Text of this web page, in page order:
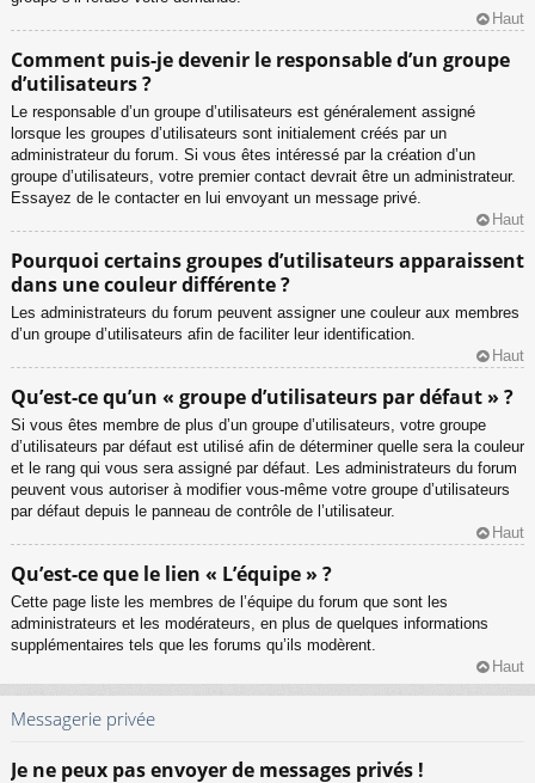
Haut
Comment puis-je devenir le responsable d’un groupe
d’utilisateurs ?
Le responsable d’un groupe d’utilisateurs est généralement assigné
lorsque les groupes d’utilisateurs sont initialement créés par un
administrateur du forum. Si vous êtes intéressé par la création d’un
groupe d’utilisateurs, votre premier contact devrait être un administrateur.
Essayez de le contacter en lui envoyant un message privé.
Haut
Pourquoi certains groupes d’utilisateurs apparaissent
dans une couleur différente ?
Les administrateurs du forum peuvent assigner une couleur aux membres
d’un groupe d’utilisateurs afin de faciliter leur identification.
Haut
Qu’est-ce qu’un « groupe d’utilisateurs par défaut » ?
Si vous êtes membre de plus d’un groupe d’utilisateurs, votre groupe
d’utilisateurs par défaut est utilisé afin de déterminer quelle sera la couleur
et le rang qui vous sera assigné par défaut. Les administrateurs du forum
peuvent vous autoriser à modifier vous-même votre groupe d’utilisateurs
par défaut depuis le panneau de contrôle de l’utilisateur.
Haut
Qu’est-ce que le lien « L’équipe » ?
Cette page liste les membres de l’équipe du forum que sont les
administrateurs et les modérateurs, en plus de quelques informations
supplémentaires tels que les forums qu’ils modèrent.
Haut
Messagerie privée
Je ne peux pas envoyer de messages privés !